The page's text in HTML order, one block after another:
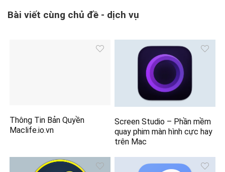
Bài viết cùng chủ đề - dịch vụ
Thông Tin Bản Quyền
Maclife.io.vn
Screen Studio – Phần mềm
quay phim màn hình cực hay
trên Mac